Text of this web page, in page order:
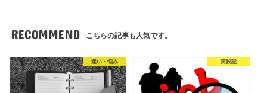
RECOMMEND こちらの記事も人気です。
迷い・悩み 実践記